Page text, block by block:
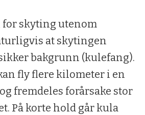
skyting utenom
at skytingen
bakgrunn (kulefang).
fly flere kilometer i en
fremdeles forårsake stor
På korte hold går kula